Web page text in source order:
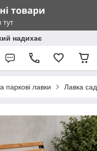
надихає
паркові лавки Лавка